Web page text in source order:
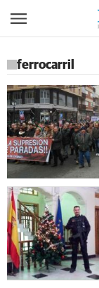
ferrocarril